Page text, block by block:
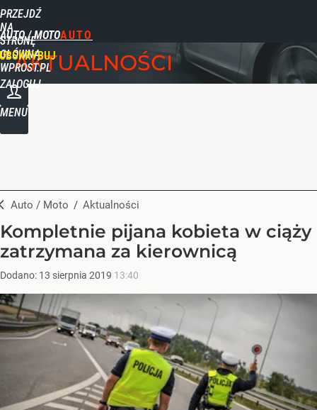
PRZEJDŹ
NA
STRONĘ
GŁÓWNĄ
WPROST.PL
AUTO / MOTO
ZALOGUJ
MENU
AKTUALNOŚCI
Auto / Moto / Aktualności
Kompletnie pijana kobieta w ciąży
zatrzymana za kierownicą
Dodano: 13 sierpnia 2019 13:40